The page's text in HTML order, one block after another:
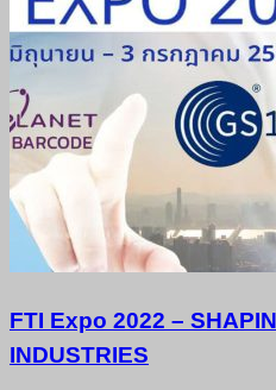
FTI Expo 2022 –
INDUSTRIES